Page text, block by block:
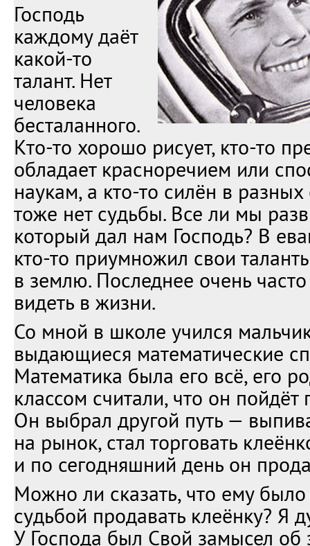
Господь
каждому даёт
какой-то
талант. Нет
человека
бесталанного.
Кто-то хорошо рисует, кто-то
обладает красноречием или
наукам, а кто-то силён в разных
тоже нет судьбы. Все ли мы
который дал нам Господь? В
кто-то приумножил свои
в землю. Последнее очень
видеть в жизни.
Со мной в школе учился
выдающиеся математические
Математика была его всё, его
классом считали, что он пойдёт
Он выбрал другой путь —
на рынок, стал торговать
и по сегодняшний день он
Можно ли сказать, что ему
судьбой продавать клеёнку? Я
У Господа был Свой замысел об